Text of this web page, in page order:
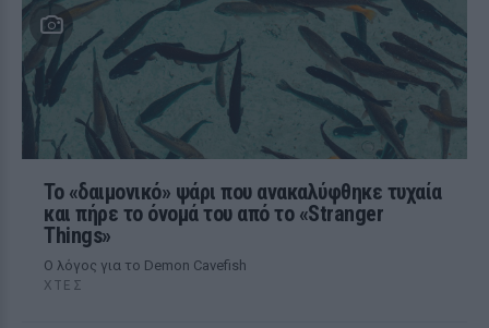
Το «δαιμονικό» ψάρι που ανακαλύφθηκε τυχαία
και πήρε το όνομά του από το «Stranger
Things»
Ο λόγος για το Demon Cavefish
ΧΤΕΣ